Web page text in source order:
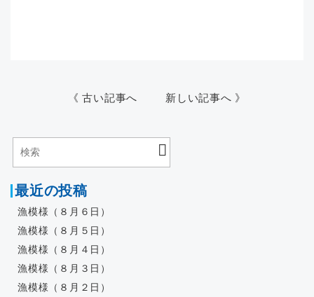
《 古い記事へ 新しい記事へ 》
最近の投稿
漁模様（８月６日）
漁模様（８月５日）
漁模様（８月４日）
漁模様（８月３日）
漁模様（８月２日）